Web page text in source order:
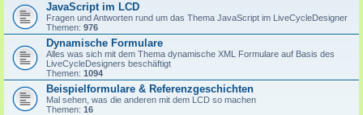
JavaScript im LCD
Fragen und Antworten rund um das Thema JavaScript im LiveCycleDesigner
Themen: 976
Dynamische Formulare
Alles was sich mit dem Thema dynamische XML Formulare auf Basis des
LiveCycleDesigners beschäftigt
Themen: 1094
Beispielformulare & Referenzgeschichten
Mal sehen, was die anderen mit dem LCD so machen
Themen: 16